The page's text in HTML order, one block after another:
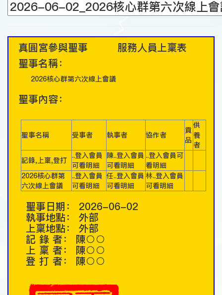
真圓宮參與聖事 服務人員上稟表
聖事名稱：
2026核心群第六次線上會議
聖事內容：
聖事名稱 受事者 執事者 協作者
貢
品
供
養
者
記錄,上稟,登打 ..登入會員
可看明細
陳..登入會員
可看明細
..登入會員可
看明細
2026核心群第
六次線上會議
..登入會員
可看明細
任..登入會員
可看明細
林..登入會員
可看明細
聖事日期： 2026-06-02
執事地點： 外部
上稟地點： 外部
記 錄 者： 陳○○
上 稟 者： 陳○○
登 打 者： 陳○○